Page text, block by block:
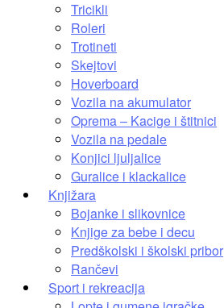
Tricikli
Roleri
Trotineti
Skejtovi
Hoverboard
Vozila na akumulator
Oprema – Kacige i štitnici
Vozila na pedale
Konjici ljuljalice
Guralice i klackalice
Knjižara
Bojanke i slikovnice
Knjige za bebe i decu
Predškolski i školski pribor
Rančevi
Sport i rekreacija